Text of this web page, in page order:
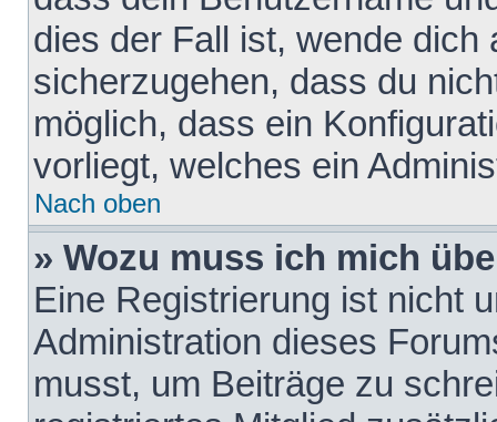
dies der Fall ist, wende dich
sicherzugehen, dass du
möglich, dass ein
vorliegt, welches ein
Nach oben
» Wozu muss ich mich
Eine Registrierung ist nicht
Administration dieses
musst, um Beiträge zu